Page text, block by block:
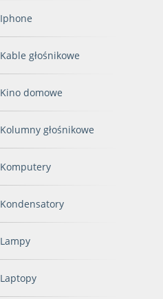
Iphone
Kable głośnikowe
Kino domowe
Kolumny głośnikowe
Komputery
Kondensatory
Lampy
Laptopy